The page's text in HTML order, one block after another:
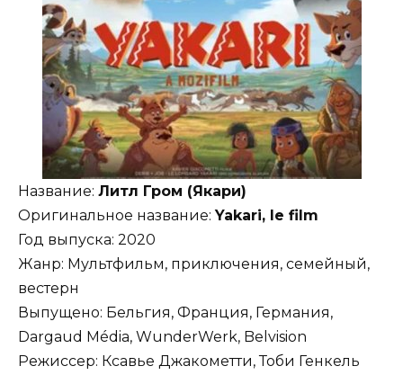
Название: Литл Гром (Якари)
Оригинальное название:Yakari, le film
Год выпуска: 2020
Жанр: Мультфильм, приключения, семейный,
вестерн
Выпущено: Бельгия, Франция, Германия,
Dargaud Média, WunderWerk, Belvision
Режиссер: Ксавье Джакометти, Тоби Генкель